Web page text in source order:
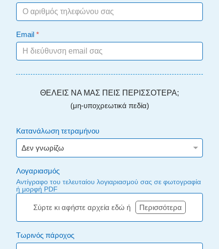
Email *
ΘΕΛΕΙΣ ΝΑ ΜΑΣ ΠΕΙΣ ΠΕΡΙΣΣΟΤΕΡΑ;
(μη-υποχρεωτικά πεδία)
Κατανάλωση τετραμήνου
Λογαριασμός
Αντίγραφο του τελευταίου λογιαριασμού σας σε φωτογραφία
ή μορφή PDF
Σύρτε κι αφήστε αρχεία εδώ ή Περισσότερα
Τωρινός πάροχος